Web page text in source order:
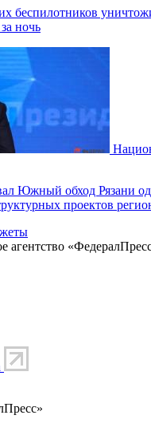
беспилотников
ночь
Южный обход Рязани
проектов
»